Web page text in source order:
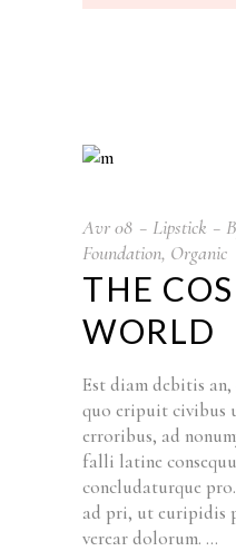
Avr08 Lipstick
Foundation, Organic
THE
WORLD
Est diam debitis
quo eripuit civibus
erroribus, ad
falli latine
concludaturque
ad pri, ut euripidis
verear dolorum.